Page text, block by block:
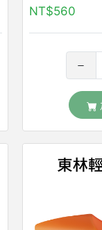
NT$560